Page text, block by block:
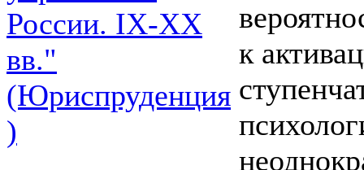
России. IХ-ХХ
вв."
(Юриспруденция
)
к